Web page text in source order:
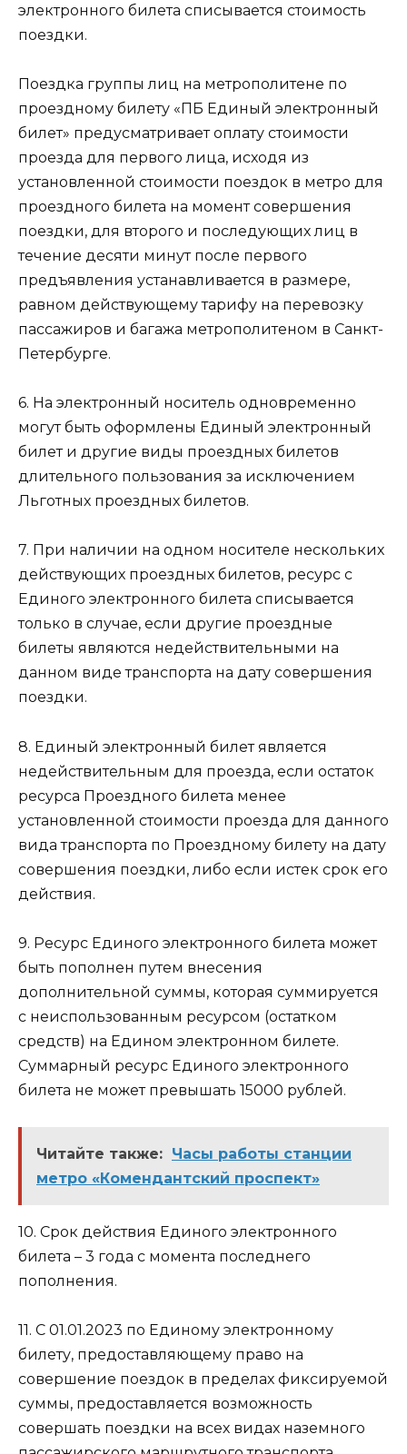
электронного билета списывается стоимость
поездки.
Поездка группы лиц на метрополитене по
проездному билету «ПБ Единый электронный
билет» предусматривает оплату стоимости
проезда для первого лица, исходя из
установленной стоимости поездок в метро для
проездного билета на момент совершения
поездки, для второго и последующих лиц в
течение десяти минут после первого
предъявления устанавливается в размере,
равном действующему тарифу на перевозку
пассажиров и багажа метрополитеном в Санкт-
Петербурге.
6. На электронный носитель одновременно
могут быть оформлены Единый электронный
билет и другие виды проездных билетов
длительного пользования за исключением
Льготных проездных билетов.
7. При наличии на одном носителе нескольких
действующих проездных билетов, ресурс с
Единого электронного билета списывается
только в случае, если другие проездные
билеты являются недействительными на
данном виде транспорта на дату совершения
поездки.
8. Единый электронный билет является
недействительным для проезда, если остаток
ресурса Проездного билета менее
установленной стоимости проезда для данного
вида транспорта по Проездному билету на дату
совершения поездки, либо если истек срок его
действия.
9. Ресурс Единого электронного билета может
быть пополнен путем внесения
дополнительной суммы, которая суммируется
с неиспользованным ресурсом (остатком
средств) на Едином электронном билете.
Суммарный ресурс Единого электронного
билета не может превышать 15000 рублей.
Читайте также: Часы работы станции
метро «Комендантский проспект»
10. Срок действия Единого электронного
билета – 3 года с момента последнего
пополнения.
11. С 01.01.2023 по Единому электронному
билету, предоставляющему право на
совершение поездок в пределах фиксируемой
суммы, предоставляется возможность
совершать поездки на всех видах наземного